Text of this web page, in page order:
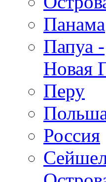
Панама
Папуа -
Новая
Перу
Россия